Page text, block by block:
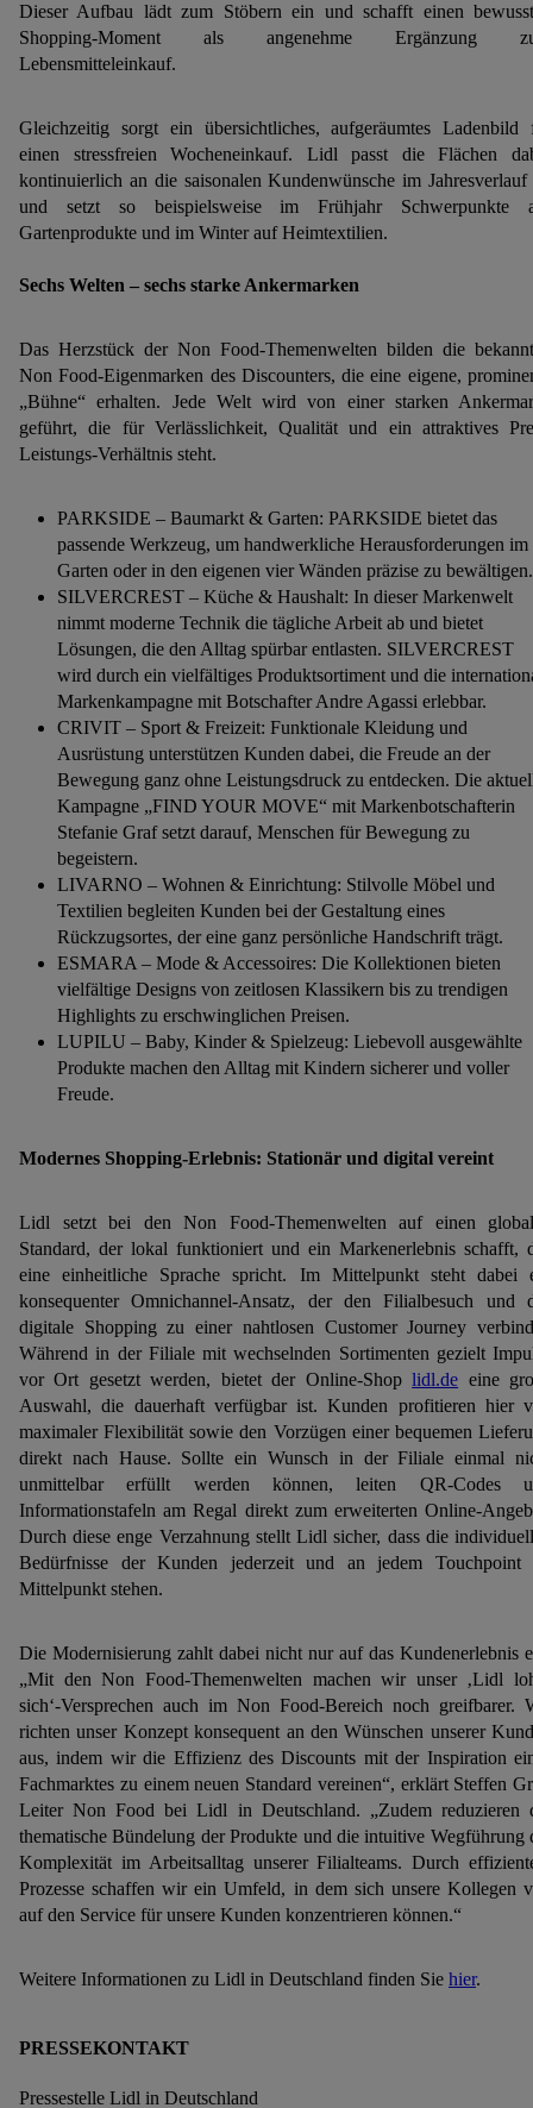
Dieser Aufbau lädt zum Stöbern ein und schafft einen
Shopping-Moment als angenehme Ergänzung
Lebensmitteleinkauf.
Gleichzeitig sorgt ein übersichtliches, aufgeräumtes Ladenbild
einen stressfreien Wocheneinkauf. Lidl passt die Flächen
kontinuierlich an die saisonalen Kundenwünsche im Jahresverlauf
und setzt so beispielsweise im Frühjahr Schwerpunkte
Gartenprodukte und im Winter auf Heimtextilien.
Sechs Welten – sechs starke Ankermarken
Das Herzstück der Non Food-Themenwelten bilden die
Non Food-Eigenmarken des Discounters, die eine eigene,
„Bühne“ erhalten. Jede Welt wird von einer starken
geführt, die für Verlässlichkeit, Qualität und ein attraktives
Leistungs-Verhältnis steht.
PARKSIDE – Baumarkt & Garten: PARKSIDE bietet das
passende Werkzeug, um handwerkliche Herausforderungen im
Garten oder in den eigenen vier Wänden präzise zu bewältigen.
SILVERCREST – Küche & Haushalt: In dieser Markenwelt
nimmt moderne Technik die tägliche Arbeit ab und bietet
Lösungen, die den Alltag spürbar entlasten. SILVERCREST
wird durch ein vielfältiges Produktsortiment und die
Markenkampagne mit Botschafter Andre Agassi erlebbar.
CRIVIT – Sport & Freizeit: Funktionale Kleidung und
Ausrüstung unterstützen Kunden dabei, die Freude an der
Bewegung ganz ohne Leistungsdruck zu entdecken. Die
Kampagne „FIND YOUR MOVE“ mit Markenbotschafterin
Stefanie Graf setzt darauf, Menschen für Bewegung zu
begeistern.
LIVARNO – Wohnen & Einrichtung: Stilvolle Möbel und
Textilien begleiten Kunden bei der Gestaltung eines
Rückzugsortes, der eine ganz persönliche Handschrift trägt.
ESMARA – Mode & Accessoires: Die Kollektionen bieten
vielfältige Designs von zeitlosen Klassikern bis zu trendigen
Highlights zu erschwinglichen Preisen.
LUPILU – Baby, Kinder & Spielzeug: Liebevoll ausgewählte
Produkte machen den Alltag mit Kindern sicherer und voller
Freude.
Modernes Shopping-Erlebnis: Stationär und digital vereint
Lidl setzt bei den Non Food-Themenwelten auf einen
Standard, der lokal funktioniert und ein Markenerlebnis schafft,
eine einheitliche Sprache spricht. Im Mittelpunkt steht dabei
konsequenter Omnichannel-Ansatz, der den Filialbesuch und
digitale Shopping zu einer nahtlosen Customer Journey
Während in der Filiale mit wechselnden Sortimenten gezielt
vor Ort gesetzt werden, bietet der Online-Shoplidl.de eine
Auswahl, die dauerhaft verfügbar ist. Kunden profitieren hier
maximaler Flexibilität sowie den Vorzügen einer bequemen
direkt nach Hause. Sollte ein Wunsch in der Filiale einmal
unmittelbar erfüllt werden können, leiten QR-Codes
Informationstafeln am Regal direkt zum erweiterten Online-
Durch diese enge Verzahnung stellt Lidl sicher, dass die
Bedürfnisse der Kunden jederzeit und an jedem Touchpoint
Mittelpunkt stehen.
Die Modernisierung zahlt dabei nicht nur auf das Kundenerlebnis
„Mit den Non Food-Themenwelten machen wir unser ‚Lidl
sich‘-Versprechen auch im Non Food-Bereich noch greifbarer.
richten unser Konzept konsequent an den Wünschen unserer
aus, indem wir die Effizienz des Discounts mit der Inspiration
Fachmarktes zu einem neuen Standard vereinen“, erklärt Steffen
Leiter Non Food bei Lidl in Deutschland. „Zudem reduzieren
thematische Bündelung der Produkte und die intuitive Wegführung
Komplexität im Arbeitsalltag unserer Filialteams. Durch
Prozesse schaffen wir ein Umfeld, in dem sich unsere Kollegen
auf den Service für unsere Kunden konzentrieren können.“
Weitere Informationen zu Lidl in Deutschland finden Sie hier.
PRESSEKONTAKT
Pressestelle Lidl in Deutschland